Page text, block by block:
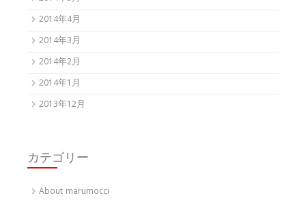
2014年4月
2014年3月
2014年2月
2014年1月
2013年12月
カテゴリー
About marumocci